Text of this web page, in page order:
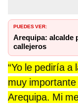
PUEDES VER:
Arequipa: alcalde
callejeros
“Yo le pediría a
muy
Arequipa. Mi